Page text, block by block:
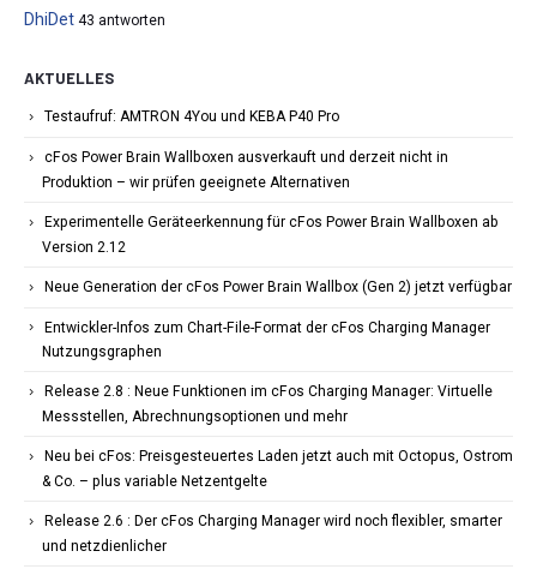
DhiDet 43 antworten
AKTUELLES
Testaufruf: AMTRON 4You und KEBA P40 Pro
cFos Power Brain Wallboxen ausverkauft und derzeit nicht in
Produktion – wir prüfen geeignete Alternativen
Experimentelle Geräteerkennung für cFos Power Brain Wallboxen ab
Version 2.12
Neue Generation der cFos Power Brain Wallbox (Gen 2) jetzt verfügbar
Entwickler-Infos zum Chart-File-Format der cFos Charging Manager
Nutzungsgraphen
Release 2.8 : Neue Funktionen im cFos Charging Manager: Virtuelle
Messstellen, Abrechnungsoptionen und mehr
Neu bei cFos: Preisgesteuertes Laden jetzt auch mit Octopus, Ostrom
& Co. – plus variable Netzentgelte
Release 2.6 : Der cFos Charging Manager wird noch flexibler, smarter
und netzdienlicher